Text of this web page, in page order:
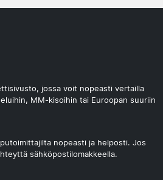
jossa voit nopeasti vertailla
MM-kisoihin tai Euroopan suuriin
nopeasti ja helposti. Jos
sähköpostilomakkeella.